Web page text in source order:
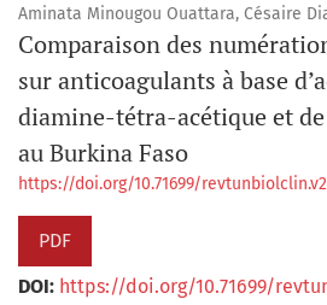
Aminata Minougou Ouattara, Césaire
Comparaison des
sur anticoagulants à base
diamine-tétra-acétique et
au Burkina Faso
https://doi.org/10.71699/
PDF
DOI: https://doi.org/10.71699/